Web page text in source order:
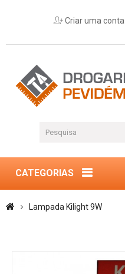
Criar uma conta
CATEGORIAS
Lampada Kilight 9W